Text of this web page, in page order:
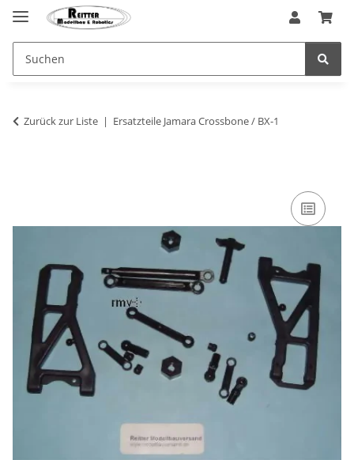
Zurück zur Liste Ersatzteile Jamara Crossbone / BX-1